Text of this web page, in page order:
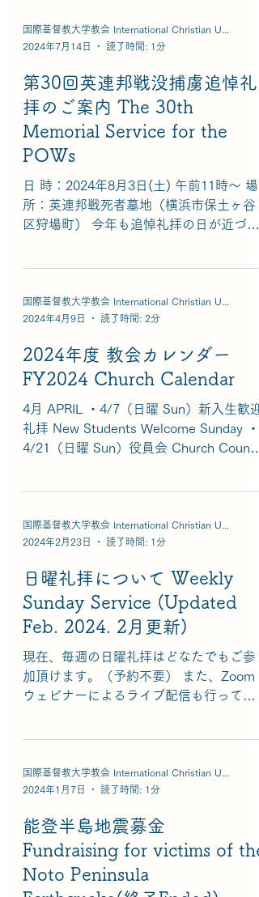
2024年7月14日
読了時間: 1分
第30回英連邦戦没捕虜追悼礼
拝のご案内 The 30th
Memorial Service for the
POWs
日 時：2024年8月3日(土) 午前11時～ 場
所：英連邦戦死者墓地（横浜市保土ヶ谷
区狩場町） 今年も追悼礼拝の日が近づい
ります。...
2024年4月9日
読了時間: 2分
2024年度 教会カレンダー
FY2024 Church Calendar
4月 APRIL ・4/7（日曜 Sun）新入生歓迎
礼拝 New Students Welcome Sunday ・
4/21（日曜 Sun）役員会 Church Council
2024年2月23日
読了時間: 1分
日曜礼拝について Weekly
Sunday Service (Updated
Feb. 2024. 2月更新)
現在、毎週の日曜礼拝はどなたでもご参
加頂けます。（予約不要） また、Zoom
ウェビナーによるライブ配信も行ってい
2024年1月7日
読了時間: 1分
能登半島地震募金
Fundraising for victims of the
Noto Peninsula